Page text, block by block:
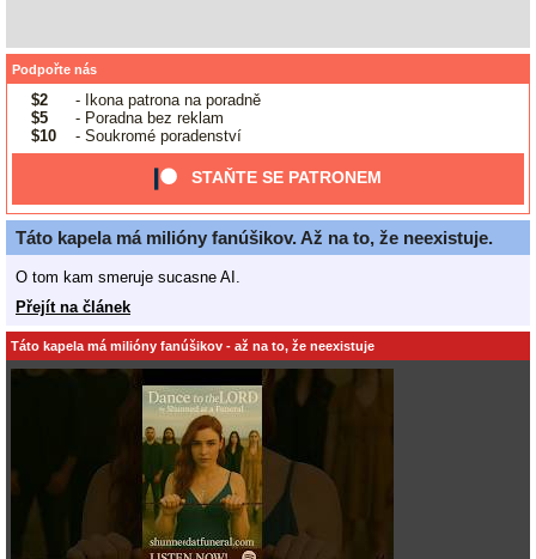
Podpořte nás
$2
- Ikona patrona na poradně
$5
- Poradna bez reklam
$10
- Soukromé poradenství
STAŇTE SE PATRONEM
Táto kapela má milióny fanúšikov. Až na to, že neexistuje.
O tom kam smeruje sucasne AI.
Přejít na článek
Táto kapela má milióny fanúšikov - až na to, že neexistuje